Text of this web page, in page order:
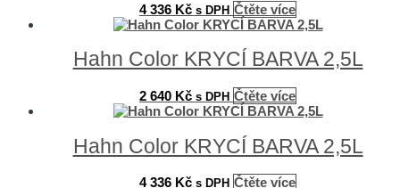
4 336 Kč s DPH Čtěte více
Hahn Color KRYCÍ BARVA 2,5L
2 640 Kč s DPH Čtěte více
Hahn Color KRYCÍ BARVA 2,5L
4 336 Kč s DPH Čtěte více